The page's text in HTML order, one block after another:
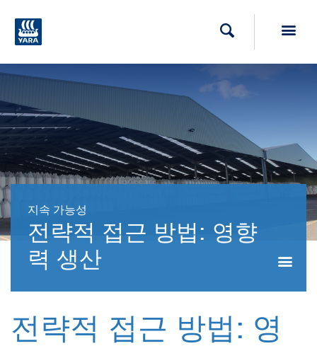
검색
지속 가능성
전략적 접근 방법: 영향
력 생산
전략적 접근 방법: 영